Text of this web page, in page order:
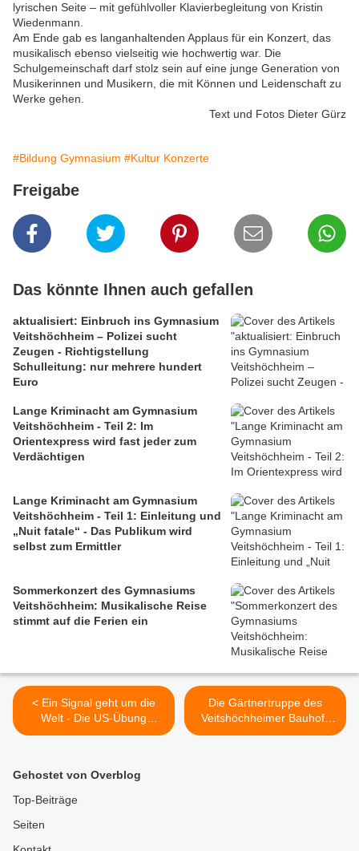
lyrischen Seite – mit gefühlvoller Klavierbegleitung von Kristin
Wiedenmann.
Am Ende gab es langanhaltenden Applaus für ein Konzert, das
musikalisch ebenso vielseitig wie hochwertig war. Die
Schulgemeinschaft darf stolz sein auf eine junge Generation von
Musikerinnen und Musikern, die mit Können und Leidenschaft zu
Werke gehen.
Text und Fotos Dieter Gürz
#Bildung Gymnasium #Kultur Konzerte
Freigabe
Das könnte Ihnen auch gefallen
aktualisiert: Einbruch ins Gymnasium
Veitshöchheim – Polizei sucht
Zeugen - Richtigstellung
Schulleitung: nur mehrere hundert
Euro
Lange Kriminacht am Gymnasium
Veitshöchheim - Teil 2: Im
Orientexpress wird fast jeder zum
Verdächtigen
Lange Kriminacht am Gymnasium
Veitshöchheim - Teil 1: Einleitung und
„Nuit fatale“ - Das Publikum wird
selbst zum Ermittler
Sommerkonzert des Gymnasiums
Veitshöchheim: Musikalische Reise
stimmt auf die Ferien ein
< Ein Signal geht um die
Welt - Die US-Übung
„Warfighter“ nutzt das
Funkstrecke zwischen
Grafenwöhr und
Veitshöchheim zu üben
Die Gärtnertruppe des
Veitshöchheimer Bauhofs
freut sich über einen neuen
Gehostet von Overblog
Top-Beiträge
Seiten